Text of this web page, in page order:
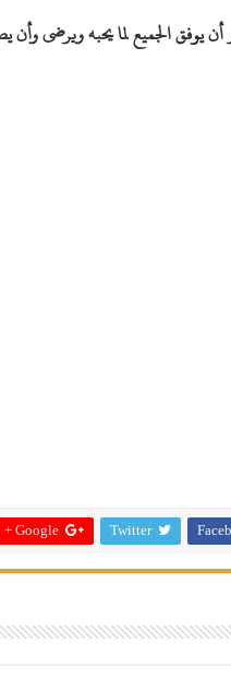
أن يوفق الجميع لما يحبه ويرضى وأن
Twitter
Google +